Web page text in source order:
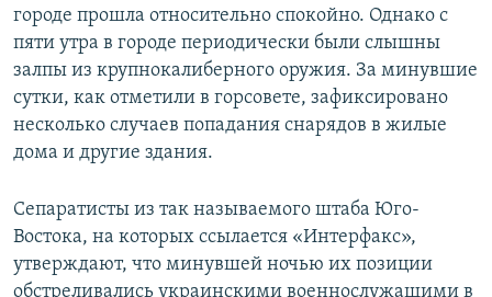
городе прошла относительно спокойно. Однако с
пяти утра в городе периодически были слышны
залпы из крупнокалиберного оружия. За минувшие
сутки, как отметили в горсовете, зафиксировано
несколько случаев попадания снарядов в жилые
дома и другие здания.
Сепаратисты из так называемого штаба Юго-
Востока, на которых ссылается «Интерфакс»,
утверждают, что минувшей ночью их позиции
обстреливались украинскими военнослужащими в